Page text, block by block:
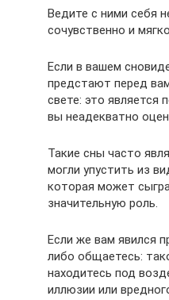
Ведите с ними себя
сочувственно и
Если в вашем
предстают перед
свете: это является
вы неадекватно
Такие сны часто
могли упустить из
которая может
значительную роль.
Если же вам явился
либо общаетесь:
находитесь под
иллюзии или